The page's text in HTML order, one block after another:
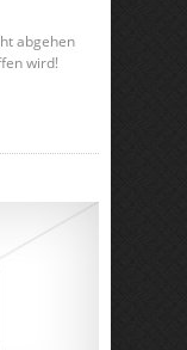
abgehen
wird!